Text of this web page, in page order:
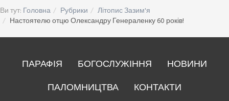
Ви тут: Головна Рубрики
Літопис Зазим'я
Настоятелю отцю Олександру Генераленку 60 років!
ПАРАФІЯ БОГОСЛУЖІННЯ
НОВИНИ
ПАЛОМНИЦТВА
КОНТАКТИ